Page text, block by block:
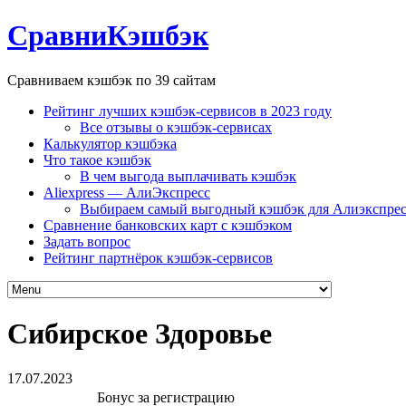
СравниКэшбэк
Сравниваем кэшбэк по 39 сайтам
Рейтинг лучших кэшбэк-сервисов в 2023 году
Все отзывы о кэшбэк-сервисах
Калькулятор кэшбэка
Что такое кэшбэк
В чем выгода выплачивать кэшбэк
Aliexpress — АлиЭкспресс
Выбираем самый выгодный кэшбэк для
Сравнение банковских карт с кэшбэком
Задать вопрос
Рейтинг партнёрок кэшбэк-сервисов
Сибирское Здоровье
17.07.2023
Бонус за регистрацию